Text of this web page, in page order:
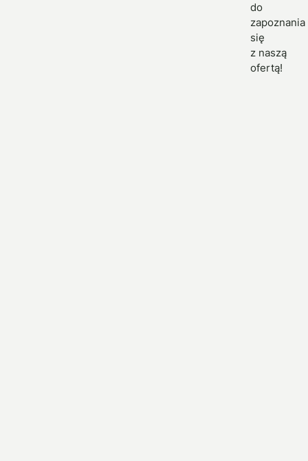
do
zapoznania
się
z naszą
ofertą!